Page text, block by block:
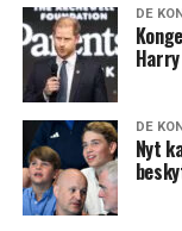
DE
DE
Nyt